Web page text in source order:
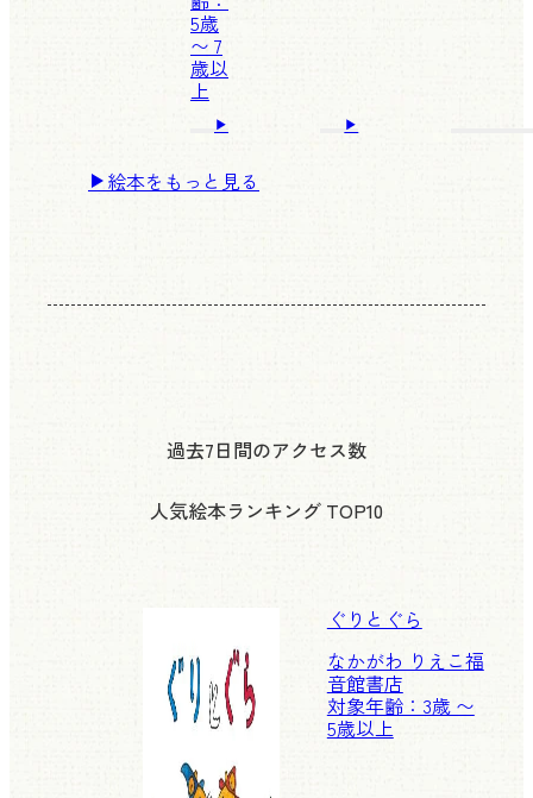
5歳
〜 7
歳以
上
絵本をもっと見る
過去7日間のアクセス数
人気絵本ランキング TOP10
ぐりとぐら
なかがわ りえこ福
音館書店
対象年齢：3歳 〜
5歳以上